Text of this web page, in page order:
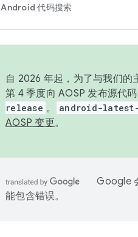
Android 代码搜索
自 2026 年起，为了与我们的
第 4 季度向 AOSP 发布源代
release 。 android-
AOSP 变更。
Google
能包含错误。